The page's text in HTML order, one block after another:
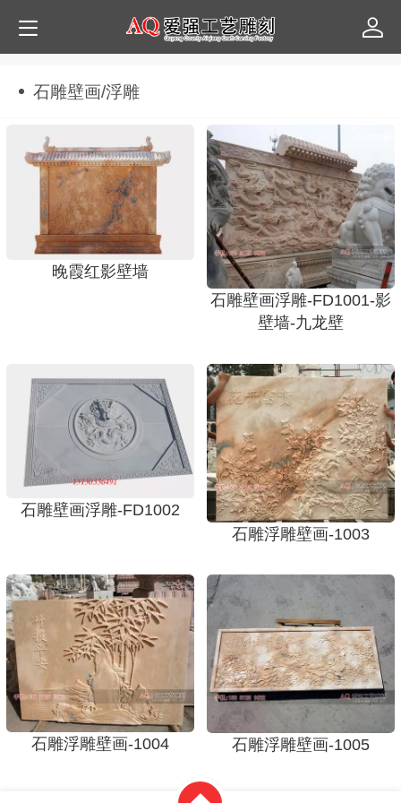
石雕壁画/浮雕
晚霞红影壁墙
石雕壁画浮雕-FD1001-影
壁墙-九龙壁
石雕壁画浮雕-FD1002
石雕浮雕壁画-1003
石雕浮雕壁画-1004 石雕浮雕壁画-1005